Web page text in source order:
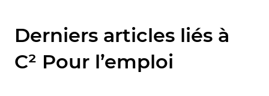
Derniers articles liés à
C² Pour l’emploi